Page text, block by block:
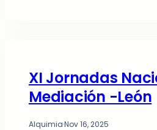
XI Jornadas
Mediación -León
Alquimia·Nov 16, 2025